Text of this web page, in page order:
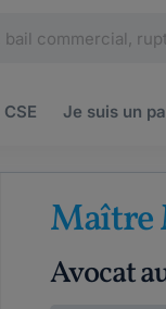
CSE Je suis un
Maître
Avocat